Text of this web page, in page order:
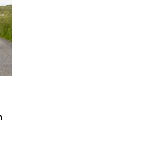
MÄNNER KAUFEN